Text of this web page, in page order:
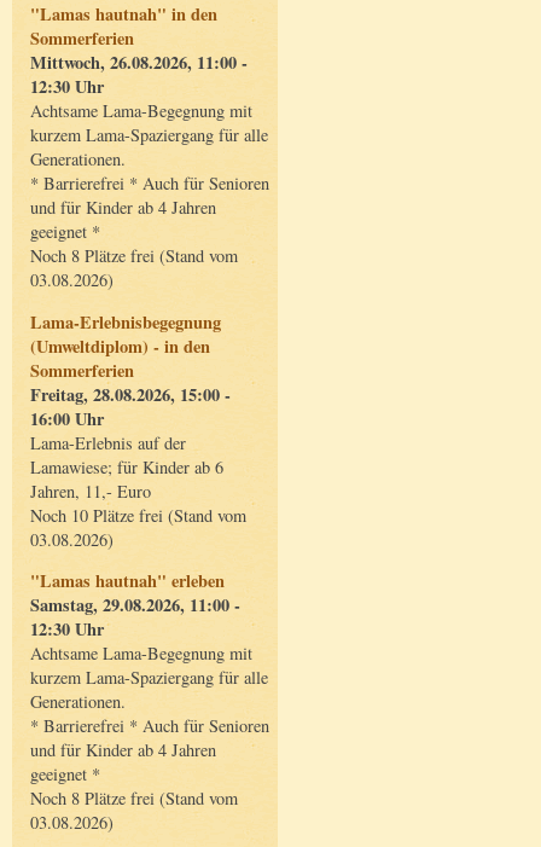
"Lamas hautnah" in den
Sommerferien
Mittwoch, 26.08.2026, 11:00 -
12:30 Uhr
Achtsame Lama-Begegnung mit
kurzem Lama-Spaziergang für alle
Generationen.
* Barrierefrei * Auch für Senioren
und für Kinder ab 4 Jahren
geeignet *
Noch 8 Plätze frei (Stand vom
03.08.2026)
Lama-Erlebnisbegegnung
(Umweltdiplom) - in den
Sommerferien
Freitag, 28.08.2026, 15:00 -
16:00 Uhr
Lama-Erlebnis auf der
Lamawiese; für Kinder ab 6
Jahren, 11,- Euro
Noch 10 Plätze frei (Stand vom
03.08.2026)
"Lamas hautnah" erleben
Samstag, 29.08.2026, 11:00 -
12:30 Uhr
Achtsame Lama-Begegnung mit
kurzem Lama-Spaziergang für alle
Generationen.
* Barrierefrei * Auch für Senioren
und für Kinder ab 4 Jahren
geeignet *
Noch 8 Plätze frei (Stand vom
03.08.2026)